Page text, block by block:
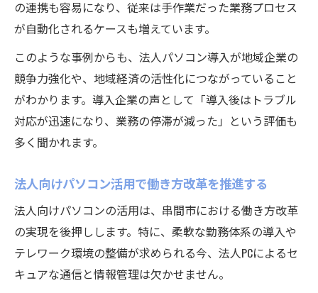
の連携も容易になり、従来は手作業だった業務プロセス
が自動化されるケースも増えています。
このような事例からも、法人パソコン導入が地域企業の
競争力強化や、地域経済の活性化につながっていること
がわかります。導入企業の声として「導入後はトラブル
対応が迅速になり、業務の停滞が減った」という評価も
多く聞かれます。
法人向けパソコン活用で働き方改革を推進する
法人向けパソコンの活用は、串間市における働き方改革
の実現を後押しします。特に、柔軟な勤務体系の導入や
テレワーク環境の整備が求められる今、法人PCによるセ
キュアな通信と情報管理は欠かせません。